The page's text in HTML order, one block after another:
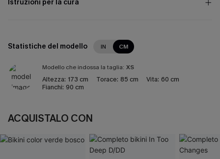
Istruzioni per la cura
Statistiche del modello IN CM
Modello che indossa la taglia: XS
Altezza: 173 cm Torace: 85 cm Vita: 60 cm
Fianchi: 90 cm
ACQUISTALO CON